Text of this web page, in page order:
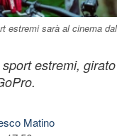
estremi sarà al cinema
estremi,
Matino